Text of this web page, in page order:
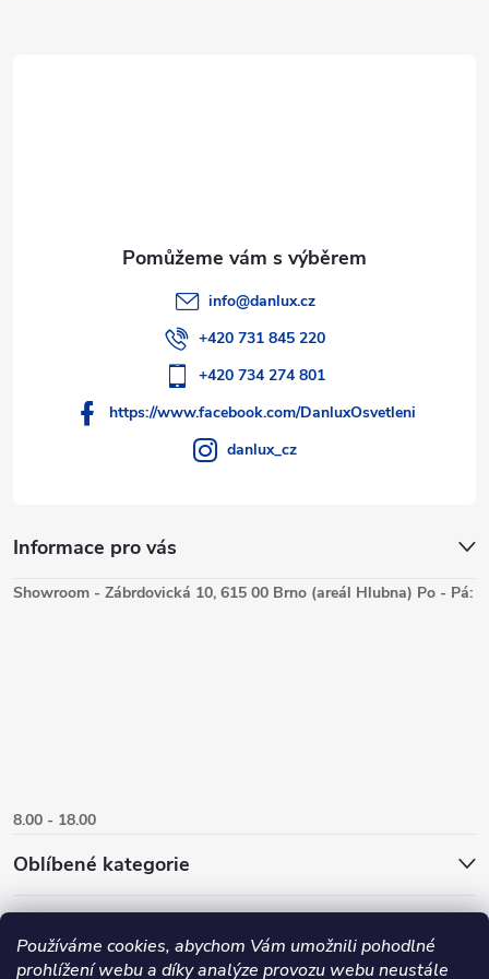
Používáme cookies, abychom Vám umožnili pohodlné
prohlížení webu a díky analýze provozu webu neustále
Informace pro vás
info@danlux.cz
+420 731 845 220
+420 734 274 801
https://www.facebook.com/DanluxOsvetleni
danlux_cz
Showroom - Zábrdovická 10, 615 00 Brno (areál Hlubna) Po - Pá:
8.00 - 18.00
Oblíbené kategorie